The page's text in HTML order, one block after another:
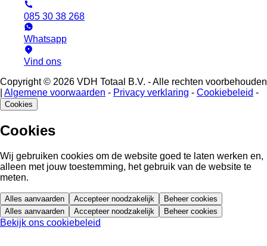
085 30 38 268
Whatsapp
Vind ons
Copyright © 2026 VDH Totaal B.V. - Alle rechten voorbehouden
Algemene voorwaarden - Privacy verklaring - Cookiebeleid -
Cookies
Cookies
Wij gebruiken cookies om de website goed te laten werken en,
alleen met jouw toestemming, het gebruik van de website te
meten.
Alles aanvaarden Accepteer noodzakelijk
Beheer cookies
Alles aanvaarden
Accepteer noodzakelijk Beheer cookies
Bekijk ons cookiebeleid